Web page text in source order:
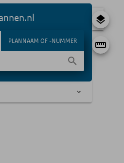
PLANNAAM OF -NUMMER